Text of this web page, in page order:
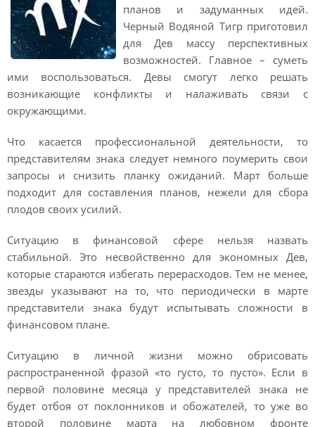
планов и задуманных идей.
Черный Водяной Тигр приготовил
для Дев массу перспективных
возможностей. Главное – суметь
ими воспользоваться. Девы смогут легко решать
возникающие конфликты и налаживать связи с
окружающими.
Что касается профессиональной деятельности, то
представителям знака следует немного поумерить свои
запросы и снизить планку ожиданий. Март больше
подходит для составления планов, нежели для сбора
плодов своих усилий.
Ситуацию в финансовой сфере нельзя назвать
стабильной. Это несвойственно для экономных Дев,
которые стараются избегать перерасходов. Тем не менее,
звезды указывают на то, что периодически в марте
представители знака будут испытывать сложности в
финансовом плане.
Ситуацию в личной жизни можно обрисовать
распространенной фразой «то густо, то пусто». Если в
первой половине месяца у представителей знака не
будет отбоя от поклонников и обожателей, то уже во
второй половине марта на любовном фронте